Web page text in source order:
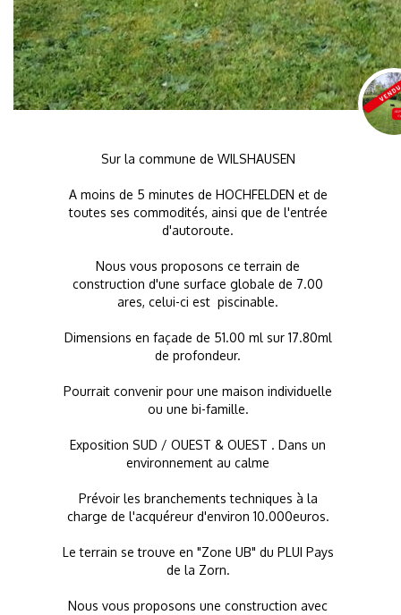
Sur la commune de WILSHAUSEN
A moins de 5 minutes de HOCHFELDEN et de
toutes ses commodités, ainsi que de l'entrée
d'autoroute.
Nous vous proposons ce terrain de
construction d'une surface globale de 7.00
ares, celui-ci est piscinable.
Dimensions en façade de 51.00 ml sur 17.80ml
de profondeur.
Pourrait convenir pour une maison individuelle
ou une bi-famille.
Exposition SUD / OUEST & OUEST . Dans un
environnement au calme
Prévoir les branchements techniques à la
charge de l'acquéreur d'environ 10.000euros.
Le terrain se trouve en "Zone UB" du PLUI Pays
de la Zorn.
Nous vous proposons une construction avec